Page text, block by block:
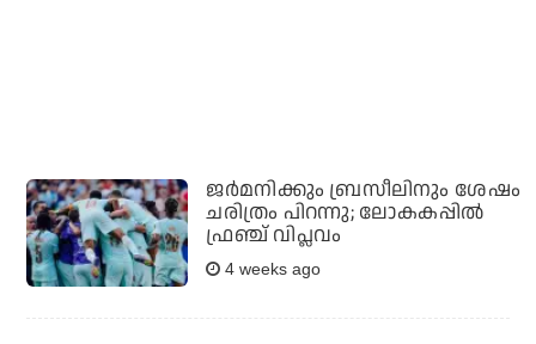
ജര്‍മനിക്കും ബ്രസീലിനും ശേഷം
ചരിത്രം പിറന്നു; ലോകകപ്പില്‍
ഫ്രഞ്ച് വിപ്ലവം
4 weeks ago